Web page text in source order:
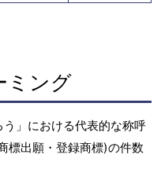
ミング
」における代表的な称呼
標出願・登録商標)の件数